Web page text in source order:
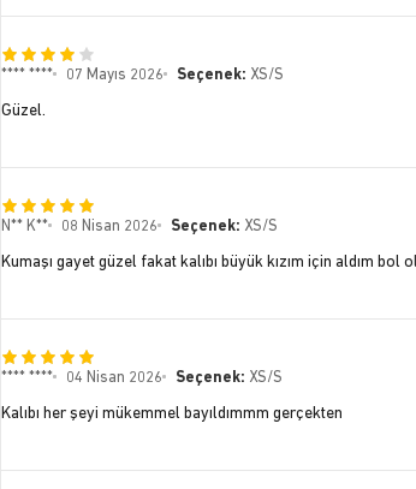
**** **** 07 Mayıs 2026 Seçenek: XS/S
Güzel.
N** K** 08 Nisan 2026 Seçenek: XS/S
Kumaşı gayet güzel fakat kalıbı büyük kızım için aldım bol
**** **** 04 Nisan 2026 Seçenek: XS/S
Kalıbı her şeyi mükemmel bayıldımmm gerçekten